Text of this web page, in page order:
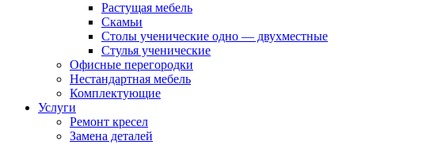
Растущая мебель
Скамьи
Столы ученические одно — двухместные
Стулья ученические
Офисные перегородки
Нестандартная мебель
Комплектующие
Услуги
Ремонт кресел
Замена деталей